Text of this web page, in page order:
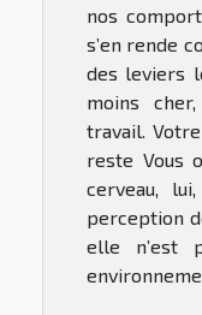
nos
s’en rende
des leviers
moins
travail.
reste Vous
cerveau,
perception
elle n’est